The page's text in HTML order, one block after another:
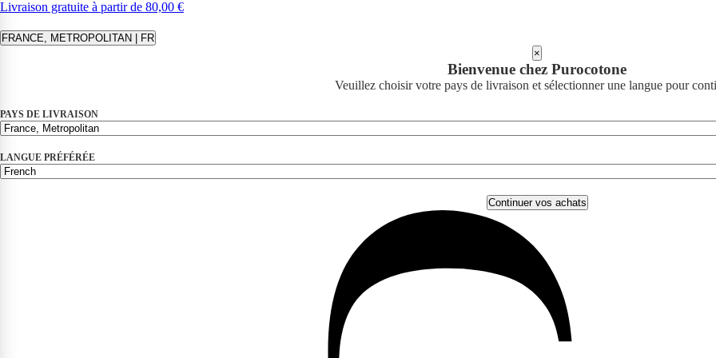
Livraison gratuite à partir de 80,00 €
FRANCE, METROPOLITAN | FR
×
Bienvenue chez Purocotone
Veuillez choisir votre pays de livraison et sélectionner une langue pour
PAYS DE LIVRAISON
LANGUE PRÉFÉRÉE
Continuer vos achats